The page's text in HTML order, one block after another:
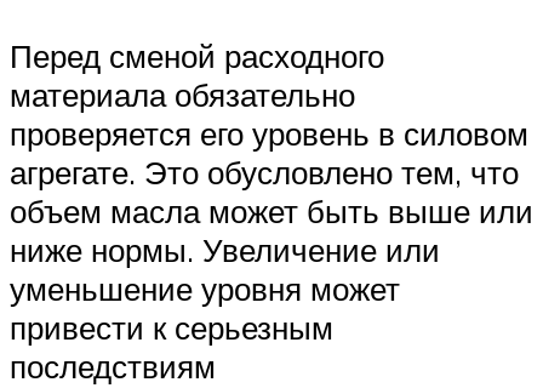
Перед сменой расходного
материала обязательно
проверяется его уровень в силовом
агрегате. Это обусловлено тем, что
объем масла может быть выше или
ниже нормы. Увеличение или
уменьшение уровня может
привести к серьезным
последствиям